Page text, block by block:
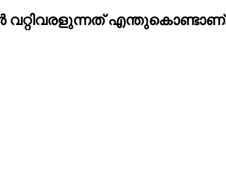
വറ്റിവരളുന്നത്‌